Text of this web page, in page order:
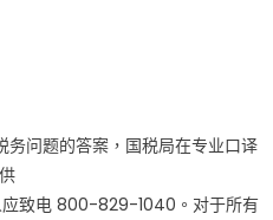
务问题的答案，国税局在专业口译
应致电 800-829-1040。对于所有